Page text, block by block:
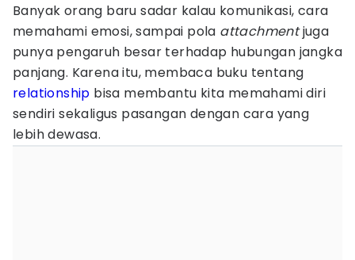
Banyak orang baru sadar kalau komunikasi, cara
memahami emosi, sampai pola attachmentjuga
punya pengaruh besar terhadap hubungan jangka
panjang. Karena itu, membaca buku tentang
relationship bisa membantu kita memahami diri
sendiri sekaligus pasangan dengan cara yang
lebih dewasa.